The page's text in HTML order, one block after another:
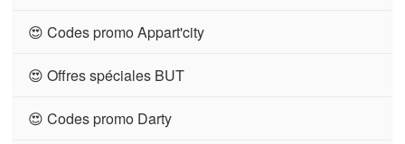
😍 Codes promo Appart'city
😍 Offres spéciales BUT
😍 Codes promo Darty